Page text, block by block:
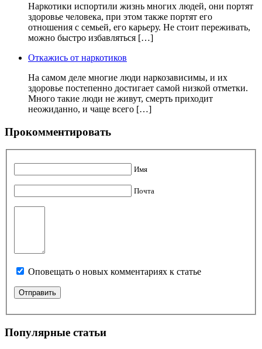
Наркотики испортили жизнь многих людей, они портят
здоровье человека, при этом также портят его
отношения с семьей, его карьеру. Не стоит переживать,
можно быстро избавляться […]
Откажись от наркотиков
На самом деле многие люди наркозависимы, и их
здоровье постепенно достигает самой низкой отметки.
Много такие люди не живут, смерть приходит
неожиданно, и чаще всего […]
Прокомментировать
Имя
Почта
Оповещать о новых комментариях к статье
Популярные статьи